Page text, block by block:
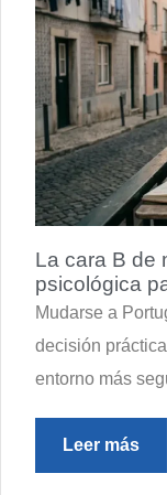
La cara B de
psicológica
Mudarse a
decisión
entorno más
Leer más